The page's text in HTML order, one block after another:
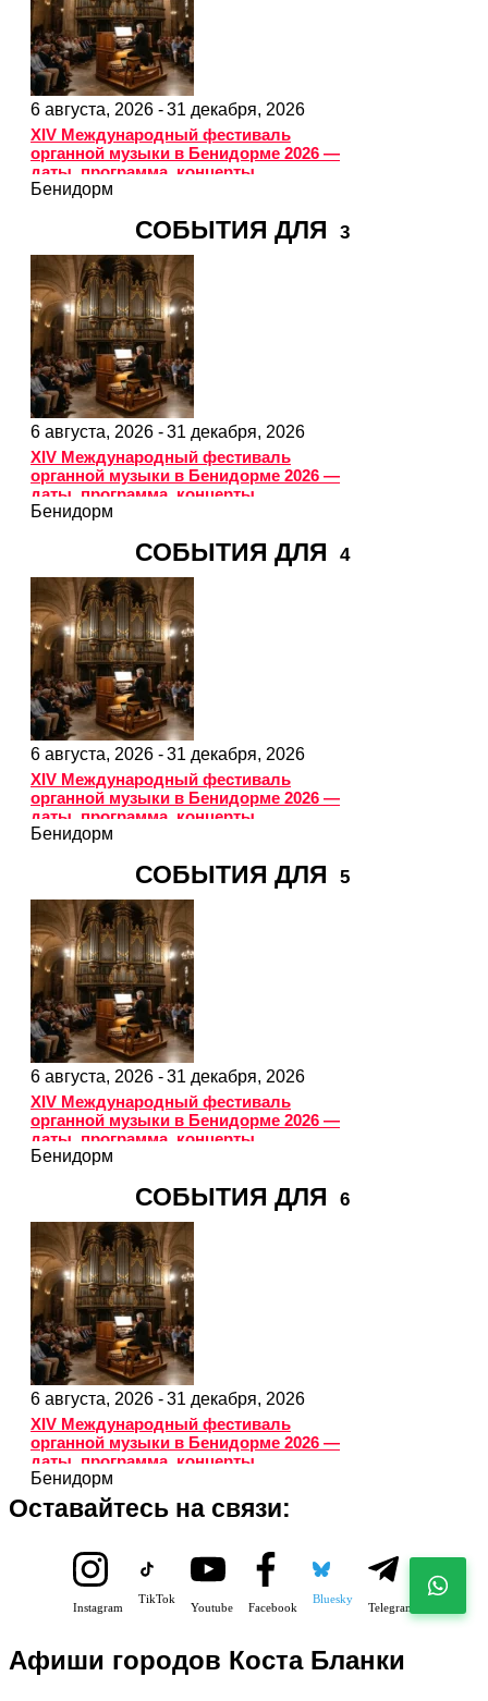
6 августа, 2026 -31 декабря, 2026
XIV Международный фестиваль
органной музыки в Бенидорме 2026 —
даты, программа, концерты
Бенидорм
СОБЫТИЯ ДЛЯ 3
6 августа, 2026 -31 декабря, 2026
XIV Международный фестиваль
органной музыки в Бенидорме 2026 —
даты, программа, концерты
Бенидорм
СОБЫТИЯ ДЛЯ 4
6 августа, 2026 -31 декабря, 2026
XIV Международный фестиваль
органной музыки в Бенидорме 2026 —
даты, программа, концерты
Бенидорм
СОБЫТИЯ ДЛЯ 5
6 августа, 2026 -31 декабря, 2026
XIV Международный фестиваль
органной музыки в Бенидорме 2026 —
даты, программа, концерты
Бенидорм
СОБЫТИЯ ДЛЯ 6
6 августа, 2026 -31 декабря, 2026
XIV Международный фестиваль
органной музыки в Бенидорме 2026 —
даты, программа, концерты
Бенидорм
Оставайтесь на связи:
Instagram
TikTok
Youtube Facebook
Bluesky
Telegram
Афиши городов Коста Бланки